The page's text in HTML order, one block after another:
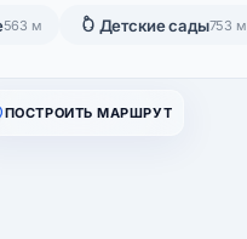
563 м Детские сады753 м
ПОСТРОИТЬ МАРШРУТ
практики